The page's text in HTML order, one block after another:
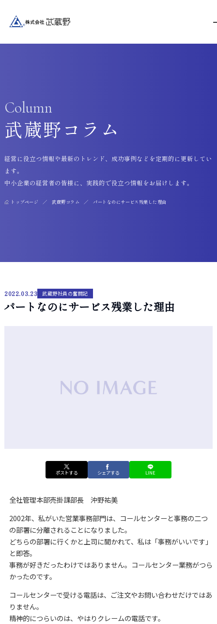
Column
武蔵野コラム
トップページ 武蔵野コラム パートなのにサービス残業した理由
経営に役立つ情報や最新のトレンド、成功事例などを定期的に更新してい
ます。
中小企業の経営者の皆様に、実践的で役立つ情報をお届けします。
2022.03.23 武蔵野社員の奮闘記
パートなのにサービス残業した理由
ポストする シェアする LINE
全社管理本部売掛課部長 沖野祐美
2002年、私がいた営業事務部門は、コールセンターと事務の二つ
の部署に分離されることになりました。
どちらの部署に行くかと上司に聞かれて、私は「事務がいいです」
と即答。
事務が好きだったわけではありません。コールセンター業務がつら
かったのです。
コールセンターで受ける電話は、ご注文やお問い合わせだけではあ
りません。
精神的につらいのは、やはりクレームの電話です。